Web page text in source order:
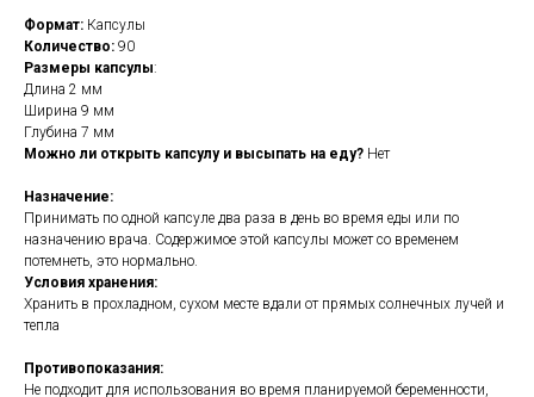
Формат: Капсулы
Количество: 90
Размеры капсулы:
Длина 2 мм
Ширина 9 мм
Глубина 7 мм
Можно ли открыть капсулу и высыпать на еду? Нет
Назначение:
Принимать по одной капсуле два раза в день во время еды или по
назначению врача. Содержимое этой капсулы может со временем
потемнеть, это нормально.
Условия хранения:
Хранить в прохладном, сухом месте вдали от прямых солнечных лучей и
тепла
Противопоказания:
Не подходит для использования во время планируемой беременности,